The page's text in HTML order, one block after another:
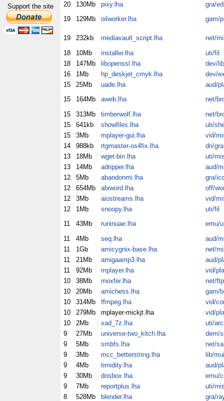
Support the site
20
130Mb pixy.lha
gra/
19
129Mb oilworker.lha gam/
19 232kb mediavault_script.lha
net/
18
10Mb installer.lha
uti/fil
18
147Mb libopenssl.lha
dev/
16
1Mb hp_deskjet_cmyk.lha
dev/
15
25Mb uade.lha
aud/
15
164Mb aweb.lha
net/
15
313Mb timberwolf.lha
net/
15
641kb showfiles.lha
uti/
15
3Mb mplayer-gui.lha
vid/
14
988kb rtgmaster-os4fix.lha
dri/gra
13
18Mb wget-bin.lha
uti/
13
14Mb adripper.lha
aud/
12
5Mb abandonmi.lha
gra/
12
654Mb abiword.lha
off/
12
3Mb aiostreams.lha
vid/
12
1Mb snoopy.lha
uti/fil
11
43Mb runinuae.lha
emu/
11
4Mb seq.lha
aud/
11
1Gb amicygnix-base.lha
net/
11
21Mb amigaamp3.lha
aud/
11
92Mb mplayer.lha
vid/pla
10
38Mb rnoxfer.lha
net/ftp
10
20Mb amichess.lha
gam/
10
314Mb ffmpeg.lha
vid/
10
279Mb mplayer-mickjt.lha
vid/pla
10
2Mb xad_7z.lha
uti/arc
9
27Mb universe-two_kitch.lha
dem/
9
5Mb smbfs.lha
net/
9
3Mb mcc_betterstring.lha
lib/mui
9
4Mb timidity.lha
aud/
9
30Mb dosbox.lha
emu/
9
7Mb reportplus.lha
uti/
8
528Mb blender.lha
gra/